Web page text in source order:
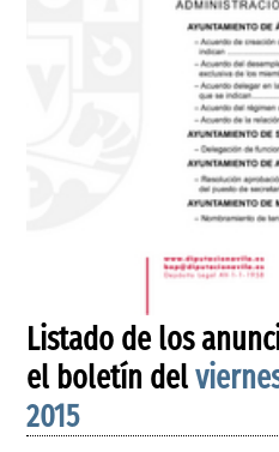
Listado de los
el boletín del
2015